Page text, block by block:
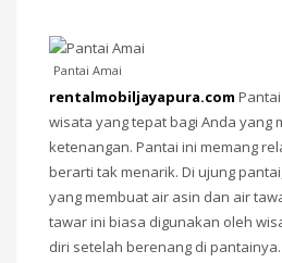
Pantai Amai
rentalmobiljayapura.com
wisata yang tepat bagi Anda yang
ketenangan. Pantai ini memang
berarti tak menarik. Di ujung
yang membuat air asin dan air
tawar ini biasa digunakan oleh
diri setelah berenang di pantainya.